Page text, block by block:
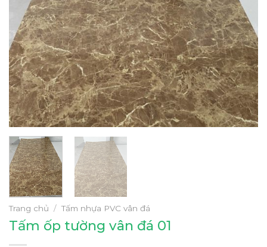
Trang chủ / Tấm nhựa PVC vân đá
Tấm ốp tường vân đá 01